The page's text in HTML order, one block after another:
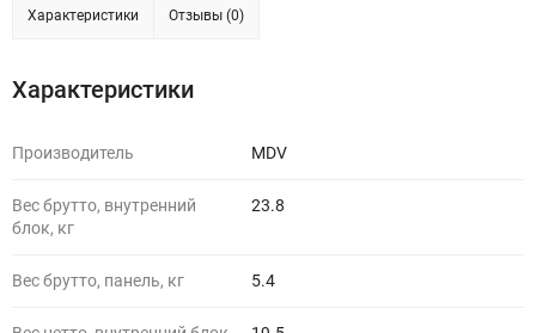
Характеристики Отзывы (0)
Характеристики
Производитель MDV
Вес брутто, внутренний
блок, кг
23.8
Вес брутто, панель, кг 5.4